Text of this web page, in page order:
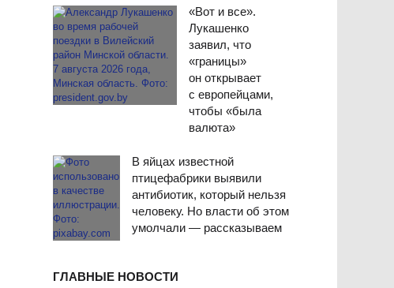
«Вот и все».
Лукашенко
заявил, что
«границы»
он открывает
с европейцами,
чтобы «была
валюта»
В яйцах известной
птицефабрики выявили
антибиотик, который нельзя
человеку. Но власти об этом
умолчали — рассказываем
ГЛАВНЫЕ НОВОСТИ